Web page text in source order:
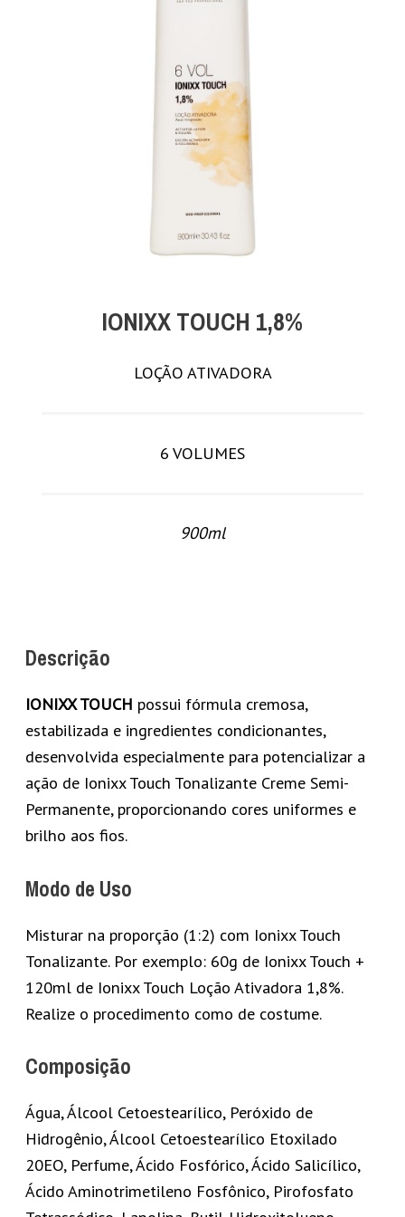
IONIXX TOUCH 1,8%
LOÇÃO ATIVADORA
6 VOLUMES
900ml
Descrição
IONIXX TOUCH possui fórmula cremosa,
estabilizada e ingredientes condicionantes,
desenvolvida especialmente para potencializar a
ação de Ionixx Touch Tonalizante Creme Semi-
Permanente, proporcionando cores uniformes e
brilho aos fios.
Modo de Uso
Misturar na proporção (1:2) com Ionixx Touch
Tonalizante. Por exemplo: 60g de Ionixx Touch +
120ml de Ionixx Touch Loção Ativadora 1,8%.
Realize o procedimento como de costume.
Composição
Água, Álcool Cetoestearílico, Peróxido de
Hidrogênio, Álcool Cetoestearílico Etoxilado
20EO, Perfume, Ácido Fosfórico, Ácido Salicílico,
Ácido Aminotrimetileno Fosfônico, Pirofosfato